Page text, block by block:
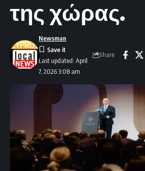
της χώρας.
Last updated: April
7, 2026 3:08 am
Newsman
Share